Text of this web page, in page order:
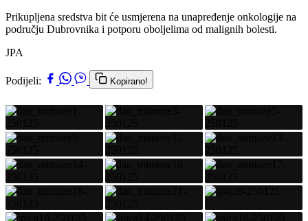
Prikupljena sredstva bit će usmjerena na unapređenje onkologije na
području Dubrovnika i potporu oboljelima od malignih bolesti.
JPA
Podijeli: Kopirano!